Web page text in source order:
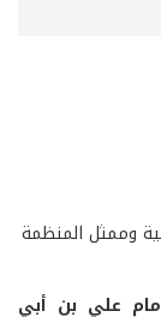
وممثل المنظمة
علي بن أبي